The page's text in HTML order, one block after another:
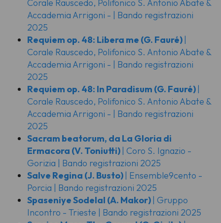
Corale Rauscedo, Polifonico S. Antonio Abate &
Accademia Arrigoni - | Bando registrazioni
2025
Requiem op. 48: Libera me (G. Fauré) |
Corale Rauscedo, Polifonico S. Antonio Abate &
Accademia Arrigoni - | Bando registrazioni
2025
Requiem op. 48: In Paradisum (G. Fauré) |
Corale Rauscedo, Polifonico S. Antonio Abate &
Accademia Arrigoni - | Bando registrazioni
2025
Sacram beatorum, da La Gloria di
Ermacora (V. Toniutti) | Coro S. Ignazio -
Gorizia | Bando registrazioni 2025
Salve Regina (J. Busto) | Ensemble9cento -
Porcia | Bando registrazioni 2025
Spaseniye Sodelal (A. Makor) | Gruppo
Incontro - Trieste | Bando registrazioni 2025